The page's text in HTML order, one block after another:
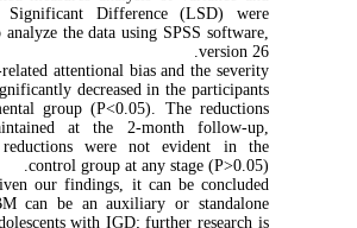
Significant Difference (LSD) were
analyze the data using SPSS software,
version 26.
related attentional bias and the severity
decreased in the participants
group (P<0.05). The reductions
at the 2-month follow-up,
reductions were not evident in the
control group at any stage (P>0.05).
our findings, it can be concluded
can be an auxiliary or standalone
with IGD; further research is